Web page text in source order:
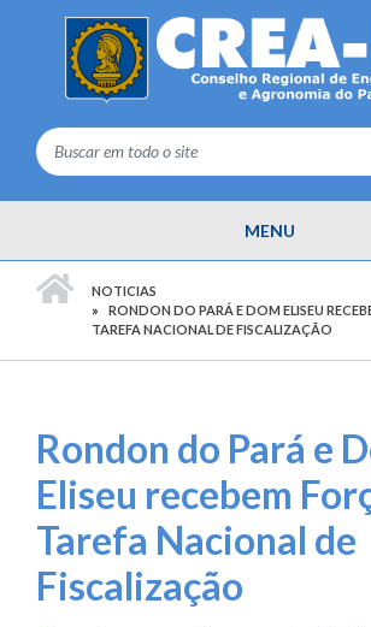
MENU
NOTICIAS
RONDON DO PARÁ E DOM ELISEU
TAREFA NACIONAL DE FISCALIZAÇÃO
Rondon do Pará e
Eliseu recebem
Tarefa Nacional de
Fiscalização